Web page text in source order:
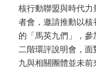
核行動聯盟與時代
者會，邀請推動以
的「馬英九們」，
二階環評說明會，
九與相關團體並未前